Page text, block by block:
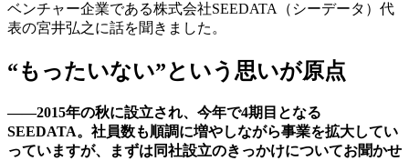
ベンチャー企業である株式会社SEEDATA（シーデータ）代
表の宮井弘之に話を聞きました。
“もったいない”という思いが原点
――2015年の秋に設立され、今年で4期目となる
SEEDATA。社員数も順調に増やしながら事業を拡大してい
っていますが、まずは同社設立のきっかけについてお聞かせ